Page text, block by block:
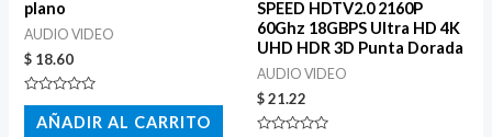
plano
AUDIO VIDEO
$ 18.60
Valorado
conAÑADIR AL CARRITO
SPEED HDTV2.0 2160P
60Ghz 18GBPS Ultra HD 4K
UHD HDR 3D Punta Dorada
AUDIO VIDEO
$21.22